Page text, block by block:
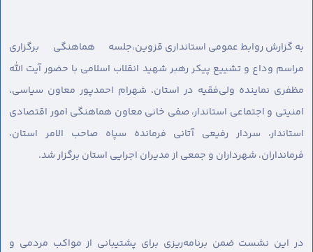
به گزارش روابط عمومی استانداری قزوین،جلسه هماهنگی برگزاری
مراسم وداع و تشییع پیکر رهبر شهید انقلاب اسلامی با حضور آیت الله
مظفری نماینده ولی‌فقیه در استان، شهرام احمدپور معاون سیاسی،
امنیتی و اجتماعی استاندار، صفی خانی معاون هماهنگی امور اقتصادی
استاندار، سردار رفیعی آتانی فرمانده سپاه صاحب الامر استان،
فرمانداران، شهرداران و جمعی از مدیران اجرایی استان برگزار شد.
در این نشست ضمن برنامه‌ریزی برای پشتیبانی از مواکب مردمی و